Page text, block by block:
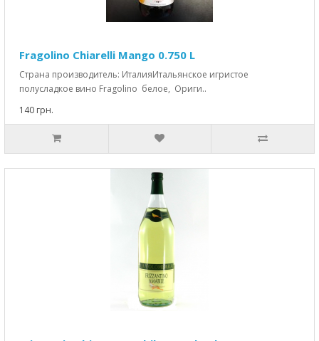
Fragolino Chiarelli Mango 0.750 L
Страна производитель: ИталияИтальянское игристое
полусладкое вино Fragolino белое, Ориги..
140 грн.